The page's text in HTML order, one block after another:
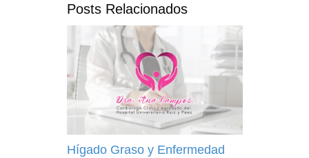
búsqueda
Posts Relacionados
Hígado Graso y Enfermedad